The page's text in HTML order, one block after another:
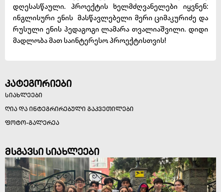
კატეგორიები
სიახლეები
ღია და ინტეგრირებული გაკვეთილები
ფოტო-გალერეა
მსგავსი სიახლეები
დღესასწაული. პროექტის ხელმძღვანელები იყვნენ:
ინგლისური ენის მასწავლებელი მერი ციმაკურიძე და
რუსული ენის პედაგოგი ლამარა თვალიაშვილი. დიდი
მადლობა მათ საინტერესო პროექტისთვის!